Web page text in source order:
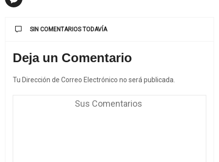
SIN COMENTARIOS TODAVÍA
Deja un Comentario
Tu Dirección de Correo Electrónico no será publicada.